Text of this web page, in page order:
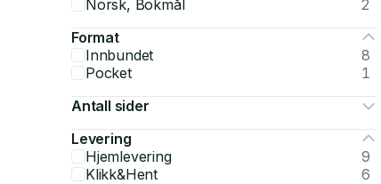
Norsk, Bokmål
2
Format
Innbundet
8
Pocket
1
Antall sider
Levering
Hjemlevering
9
Klikk&Hent
6